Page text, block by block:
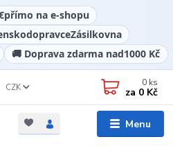
přímo na e-shopu
dopravceZásilkovna
🚚 Doprava zdarma nad1000 Kč
Menu
CZK 0 ks
za 0 Kč